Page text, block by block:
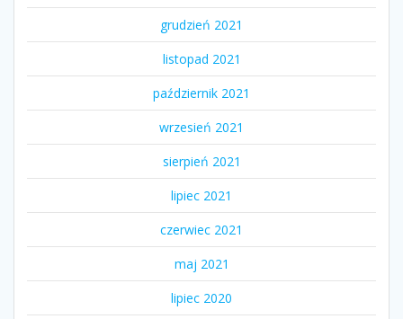
grudzień 2021
listopad 2021
październik 2021
wrzesień 2021
sierpień 2021
lipiec 2021
czerwiec 2021
maj 2021
lipiec 2020